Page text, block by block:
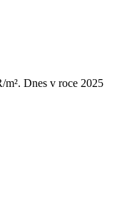
Dnes v roce 2025